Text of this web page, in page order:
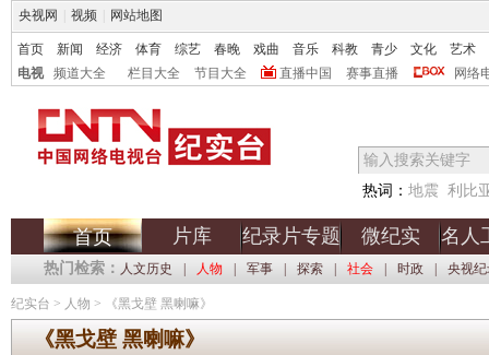
央视网 视频 网站地图
首页 新闻 经济 体育 综艺 春晚 戏曲 音乐 科教 青少 文化
艺术
电视
频道大全 栏目大全 节目大全 直播中国 赛事直播 网络
热词： 地震 利比
首页 片库 纪录片专题 微纪实 名人
热门检索： 人文历史 人物 军事 探索 社会 时政 央视
纪实台 > 人物 > 《黑戈壁 黑喇嘛》
《黑戈壁 黑喇嘛》